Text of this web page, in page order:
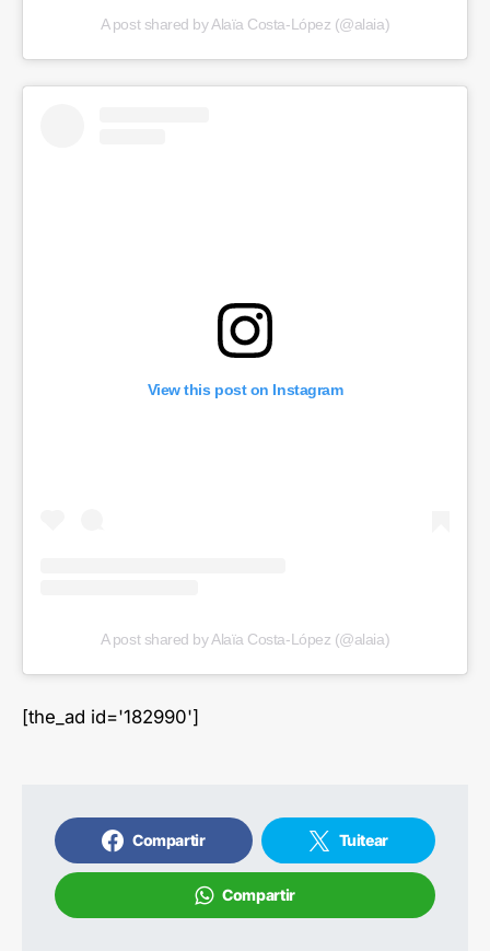
A post shared by Alaïa Costa-López (@alaia)
View this post on Instagram
A post shared by Alaïa Costa-López (@alaia)
[the_ad id='182990']
Compartir Tuitear
Compartir